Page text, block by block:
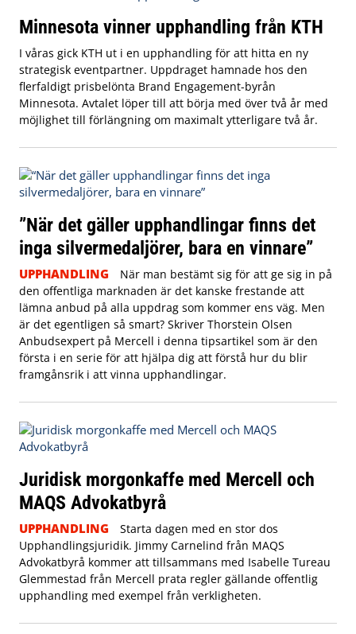
Minnesota vinner upphandling från KTH
I våras gick KTH ut i en upphandling för att hitta en ny
strategisk eventpartner. Uppdraget hamnade hos den
flerfaldigt prisbelönta Brand Engagement-byrån
Minnesota. Avtalet löper till att börja med över två år med
möjlighet till förlängning om maximalt ytterligare två år.
”När det gäller upphandlingar finns det
inga silvermedaljörer, bara en vinnare”
UPPHANDLING
När man bestämt sig för att ge sig in på
den offentliga marknaden är det kanske frestande att
lämna anbud på alla uppdrag som kommer ens väg. Men
är det egentligen så smart? Skriver Thorstein Olsen
Anbudsexpert på Mercell i denna tipsartikel som är den
första i en serie för att hjälpa dig att förstå hur du blir
framgånsrik i att vinna upphandlingar.
Juridisk morgonkaffe med Mercell och
MAQS Advokatbyrå
UPPHANDLING
Starta dagen med en stor dos
Upphandlingsjuridik. Jimmy Carnelind från MAQS
Advokatbyrå kommer att tillsammans med Isabelle Tureau
Glemmestad från Mercell prata regler gällande offentlig
upphandling med exempel från verkligheten.